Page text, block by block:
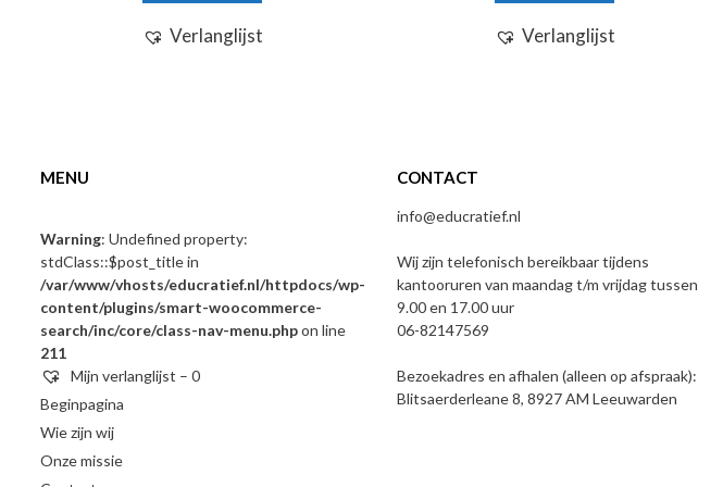
Verlanglijst Verlanglijst
MENU
Warning: Undefined property:
stdClass::$post_title in
/var/www/vhosts/educratief.nl/httpdocs/wp-
content/plugins/smart-woocommerce-
search/inc/core/class-nav-menu.phpon line
211
Mijn verlanglijst – 0
Beginpagina
Wie zijn wij
Onze missie
CONTACT
info@educratief.nl
Wij zijn telefonisch bereikbaar tijdens
kantooruren van maandag t/m vrijdag tussen
9.00 en 17.00 uur
06-82147569
Bezoekadres en afhalen (alleen op afspraak):
Blitsaerderleane 8, 8927 AM Leeuwarden